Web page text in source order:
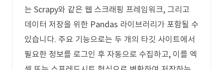
는 Scrapy와 같은 웹 스크래핑 프레임워크, 그리고
데이터 저장을 위한 Pandas 라이브러리가 포함될 수
있습니다. 주요 기능으로는 두 개의 타깃 사이트에서
필요한 정보를 로그인 후 자동으로 수집하고, 이를 엑